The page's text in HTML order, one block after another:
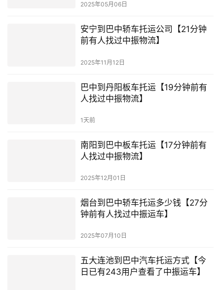
2025年05月06日
安宁到巴中轿车托运公司【21分钟
前有人找过中振物流】
2025年11月12日
巴中到丹阳板车托运【19分钟前有
人找过中振物流】
1天前
南阳到巴中板车托运【17分钟前有
人找过中振物流】
2025年12月01日
烟台到巴中轿车托运多少钱【27分
钟前有人找过中振运车】
2025年07月10日
五大连池到巴中汽车托运方式【今
日已有243用户查看了中振运车】